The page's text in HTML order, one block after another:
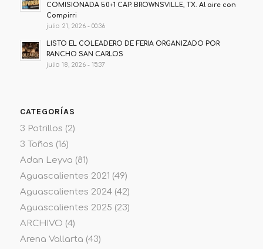
COMISIONADA 50+1 CAP. BROWNSVILLE, TX. Al aire con
Compirri
julio 21, 2026 - 00:36
LISTO EL COLEADERO DE FERIA ORGANIZADO POR
RANCHO SAN CARLOS
julio 18, 2026 - 15:37
CATEGORÍAS
3 Potrillos (2)
3 Toños (16)
Adan Leyva (81)
Aguascalientes 2021 (49)
Aguascalientes 2024(42)
Aguascalientes 2025 (23)
ARCHIVO (4)
Arena Vallarta (43)